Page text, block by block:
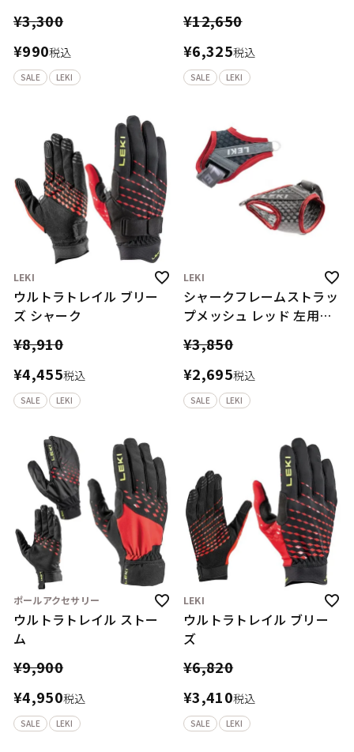
¥3,300
¥990税込
SALE LEKI
¥12,650
¥6,325税込
SALE LEKI
LEKI
ウルトラトレイル ブリー
ズ シャーク
¥8,910
¥4,455税込
SALE LEKI
LEKI
シャークフレームストラッ
プメッシュ レッド 左用（1
¥3,850
¥2,695税込
SALE LEKI
ポールアクセサリー
ウルトラトレイル ストー
ム
¥9,900
¥4,950税込
SALE LEKI
LEKI
ウルトラトレイル ブリー
ズ
¥6,820
¥3,410税込
SALE LEKI